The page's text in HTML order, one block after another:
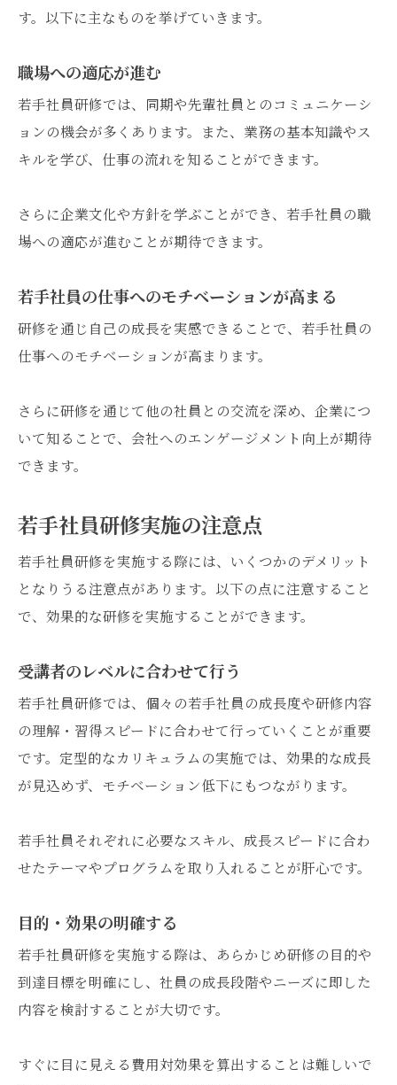
す。以下に主なものを挙げていきます。
職場への適応が進む
若手社員研修では、同期や先輩社員とのコミュニケーシ
ョンの機会が多くあります。また、業務の基本知識やス
キルを学び、仕事の流れを知ることができます。
さらに企業文化や方針を学ぶことができ、若手社員の職
場への適応が進むことが期待できます。
若手社員の仕事へのモチベーションが高まる
研修を通じ自己の成長を実感できることで、若手社員の
仕事へのモチベーションが高まります。
さらに研修を通じて他の社員との交流を深め、企業につ
いて知ることで、会社へのエンゲージメント向上が期待
できます。
若手社員研修実施の注意点
若手社員研修を実施する際には、いくつかのデメリット
となりうる注意点があります。以下の点に注意すること
で、効果的な研修を実施することができます。
受講者のレベルに合わせて行う
若手社員研修では、個々の若手社員の成長度や研修内容
の理解・習得スピードに合わせて行っていくことが重要
です。定型的なカリキュラムの実施では、効果的な成長
が見込めず、モチベーション低下にもつながります。
若手社員それぞれに必要なスキル、成長スピードに合わ
せたテーマやプログラムを取り入れることが肝心です。
目的・効果の明確する
若手社員研修を実施する際は、あらかじめ研修の目的や
到達目標を明確にし、社員の成長段階やニーズに即した
内容を検討することが大切です。
すぐに目に見える費用対効果を算出することは難しいで